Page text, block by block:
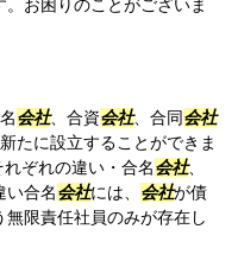
お困りのことがございま
会社、合資会社、合同会社
たに設立することができま
ぞれの違い・合名会社、
い合名会社には、 会社が債
限責任社員のみが存在し